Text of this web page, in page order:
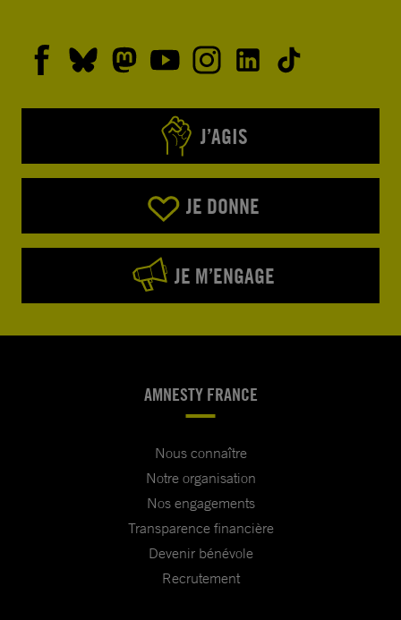
J’AGIS
JE DONNE
JE M’ENGAGE
AMNESTY FRANCE
Nous connaître
Notre organisation
Nos engagements
Transparence financière
Devenir bénévole
Recrutement